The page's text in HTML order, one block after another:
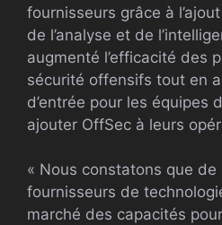
fournisseurs grâce à
de l’analyse et de
augmenté l’efficacité des
sécurité offensifs tout en
d’entrée pour les équipes
ajouter OffSec à leurs
« Nous constatons que de
fournisseurs de
marché des capacités